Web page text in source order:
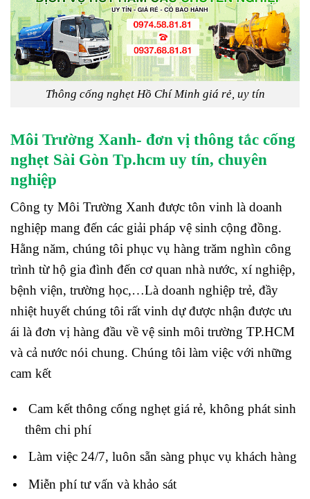
Thông cống nghẹt Hồ Chí Minh giá rẻ, uy tín
Môi Trường Xanh- đơn vị thông tắc cống
nghẹt Sài Gòn Tp.hcm uy tín, chuyên
nghiệp
Công ty Môi Trường Xanh được tôn vinh là doanh
nghiệp mang đến các giải pháp vệ sinh cộng đồng.
Hằng năm, chúng tôi phục vụ hàng trăm nghìn công
trình từ hộ gia đình đến cơ quan nhà nước, xí nghiệp,
bệnh viện, trường học,…Là doanh nghiệp trẻ, đầy
nhiệt huyết chúng tôi rất vinh dự được nhận được ưu
ái là đơn vị hàng đầu về vệ sinh môi trường TP.HCM
và cả nước nói chung. Chúng tôi làm việc với những
cam kết
Cam kết thông cống nghẹt giá rẻ, không phát sinh
thêm chi phí
Làm việc 24/7, luôn sẵn sàng phục vụ khách hàng
Miễn phí tư vấn và khảo sát